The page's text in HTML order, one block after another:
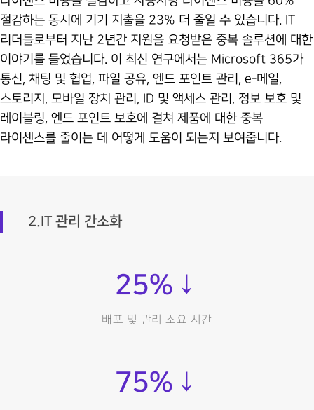
절감하는 동시에 기기 지출을 23% 더 줄일 수 있습니다. IT
리더들로부터 지난 2년간 지원을 요청받은 중복 솔루션에 대한
이야기를 들었습니다. 이 최신 연구에서는 Microsoft 365가
통신, 채팅 및 협업, 파일 공유, 엔드 포인트 관리, e-메일,
스토리지, 모바일 장치 관리, ID 및 액세스 관리, 정보 보호 및
레이블링, 엔드 포인트 보호에 걸쳐 제품에 대한 중복
라이센스를 줄이는 데 어떻게 도움이 되는지 보여줍니다.
2.IT 관리 간소화
25%↓
배포 및 관리 소요 시간
75%↓